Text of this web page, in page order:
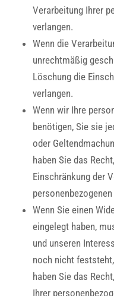
Verarbeitung Ihrer
verlangen.
Wenn die
unrechtmäßig
Löschung die
verlangen.
Wenn wir Ihre
benötigen, Sie sie
oder
haben Sie das
Einschränkung der
Wenn Sie einen
eingelegt haben,
und unseren
noch nicht
haben Sie das
Ihrer